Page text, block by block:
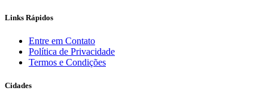
Links Rápidos
Entre em Contato
Política de Privacidade
Termos e Condições
Cidades